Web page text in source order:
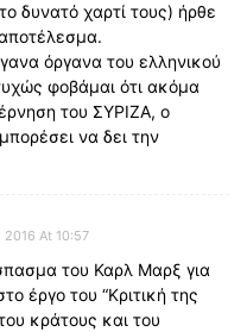
δυνατό χαρτί τους) ήρθε
όργανα του ελληνικού
φοβάμαι ότι ακόμα
του ΣΥΡΙΖΑ, ο
να δει την
2016 At 10:57
του Καρλ Μαρξ για
έργο του “Κριτική της
κράτους και του